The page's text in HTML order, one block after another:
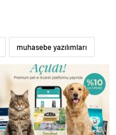
muhasebe yazılımları